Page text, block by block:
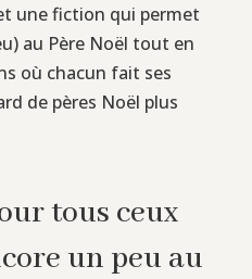
une fiction qui permet
au Père Noël tout en
où chacun fait ses
de pères Noël plus
tous ceux
un peu au